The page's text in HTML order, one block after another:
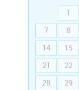
1
7
8
14
15
21
22
28
29